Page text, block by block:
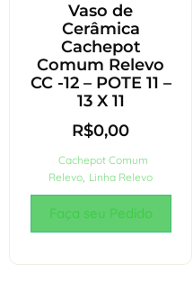
Vaso de
Cerâmica
Cachepot
Comum Relevo
CC -12 – POTE 11 –
13 X 11
R$0,00
Cachepot Comum
Relevo, Linha Relevo
Faça seu Pedido